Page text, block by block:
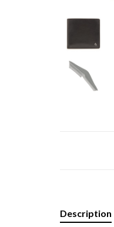
Description